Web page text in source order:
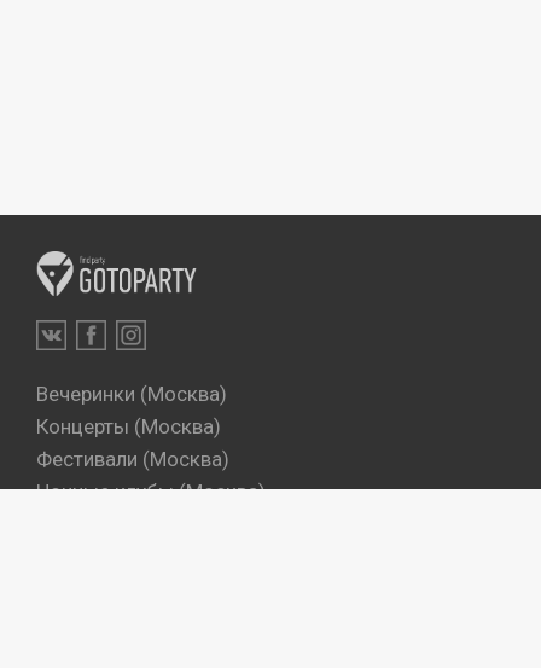
Вечеринки (Москва)
Концерты (Москва)
Фестивали (Москва)
Ночные клубы (Москва)